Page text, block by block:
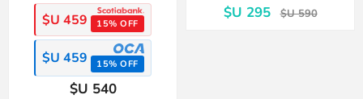
$U 459 15% OFF
$U 459 15% OFF
$U 540
$U 295 $U 590